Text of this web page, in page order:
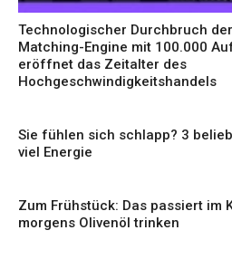
Technologischer Durchbruch
Matching-Engine mit 100.000
eröffnet das Zeitalter des
Hochgeschwindigkeitshandels
Sie fühlen sich schlapp? 3
viel Energie
Zum Frühstück: Das passiert im
morgens Olivenöl trinken